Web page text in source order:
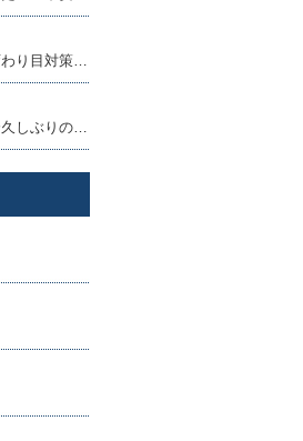
秋から冬への季節の変わり目対策～健康に冬を迎えるために～
お盆と帰省の思い出〜久しぶりの家族団らんで心も温まる